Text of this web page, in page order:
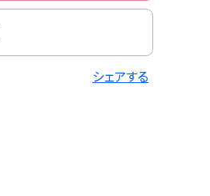
シェアする